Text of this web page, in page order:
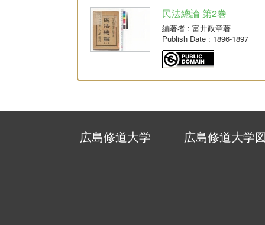
民法總論 第2巻
編著者 : 富井政章著
Publish Date : 1896-1897
広島修道大学 広島修道大学